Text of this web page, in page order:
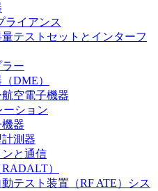
ライアンス
テストセットとインターフ
ー
DME）
空電子機器
ーション
器
測器
と通信
）
テスト装置（RF ATE）シス